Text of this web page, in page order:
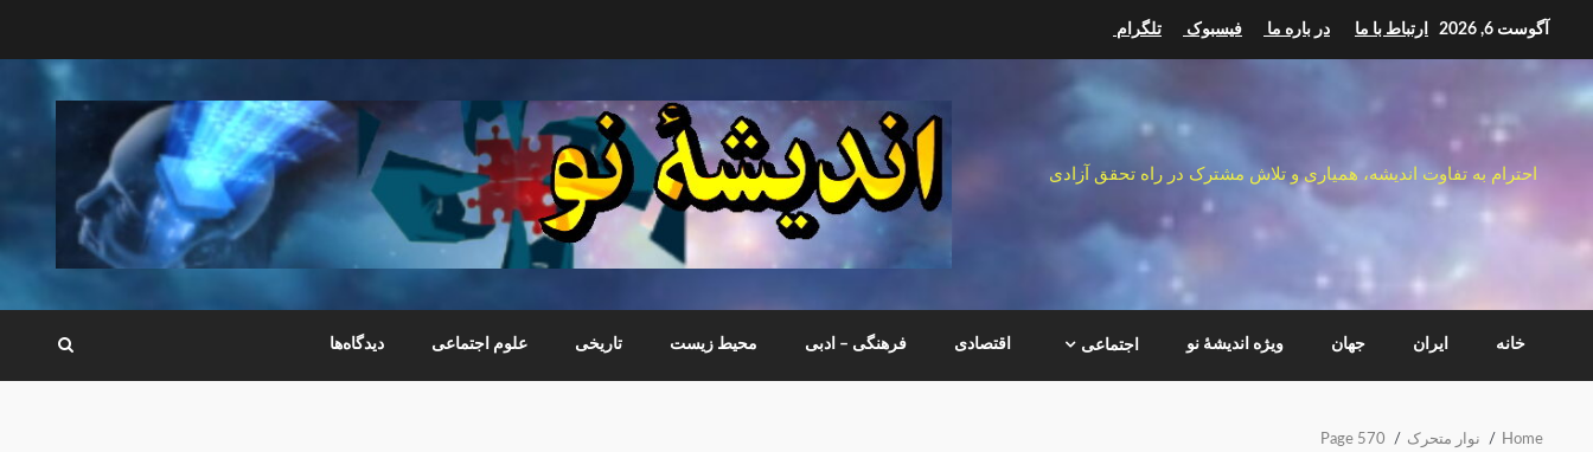
content
آگوست 6, 2026 ارتباط با ما در باره ما فیسبوک تلگرام
احترام به تفاوت اندیشه، همیاری و تلاش مشترک در راه تحقق آزادی
خانه ایران جهان ویژه اندیشهٔ نو اجتماعی اقتصادی فرهنگی – ادبی محیط زیست تاریخی علوم اجتماعی دیدگاه‌ها
Home نوار متحرک Page 570